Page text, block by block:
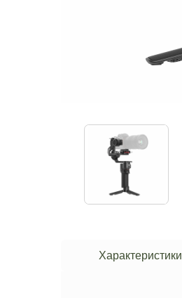
Характеристики